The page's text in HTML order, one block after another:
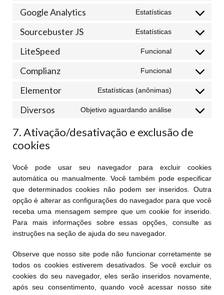
Google Analytics Estatísticas
Sourcebuster JS Estatísticas
LiteSpeed Funcional
Complianz Funcional
Elementor Estatísticas (anônimas)
Diversos Objetivo aguardando análise
7. Ativação/desativação e exclusão de
cookies
Você pode usar seu navegador para excluir cookies
automática ou manualmente. Você também pode especificar
que determinados cookies não podem ser inseridos. Outra
opção é alterar as configurações do navegador para que você
receba uma mensagem sempre que um cookie for inserido.
Para mais informações sobre essas opções, consulte as
instruções na seção de ajuda do seu navegador.
Observe que nosso site pode não funcionar corretamente se
todos os cookies estiverem desativados. Se você excluir os
cookies do seu navegador, eles serão inseridos novamente,
após seu consentimento, quando você acessar nosso site